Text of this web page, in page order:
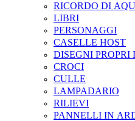
RICORDO DI
LIBRI
PERSONAGGI
CASELLE HOST
DISEGNI
CROCI
CULLE
LAMPADARIO
RILIEVI
PANNELLI IN